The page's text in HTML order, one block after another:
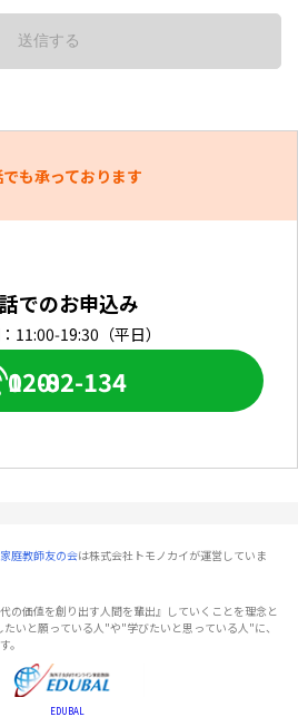
も承っております
でのお申込み
11:00-19:30（平日）
0120-082-134
庭教師友の会は株式会社トモノカイが運営していま
の価値を創り出す人間を輩出』していくことを理念と
いと願っている人"や"学びたいと思っている人"に、
。
EDUBAL